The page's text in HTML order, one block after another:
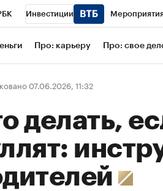
Инвестиции Мероприятия
РБК РБК Образование
валюты
Про: карьеру Про: свое
07.06.2026, 11:32
делать,